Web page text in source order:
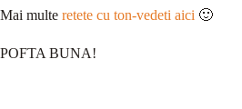
Mai multe retete cu ton-vedeti aici 🙂
POFTA BUNA!